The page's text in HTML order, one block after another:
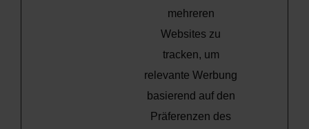
mehreren
Websites zu
tracken, um
relevante Werbung
basierend auf den
Präferenzen des